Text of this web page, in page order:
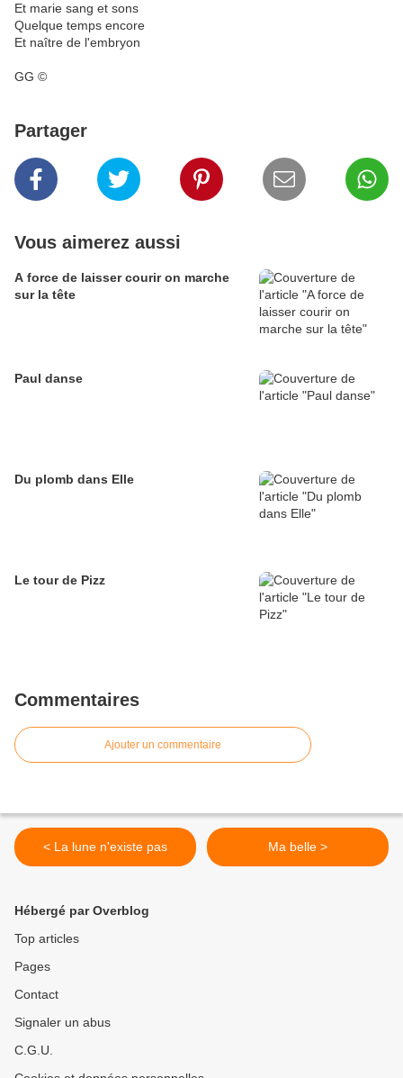
Et marie sang et sons
Quelque temps encore
Et naître de l'embryon
GG ©
Partager
Vous aimerez aussi
A force de laisser courir on marche
sur la tête
Paul danse
Du plomb dans Elle
Le tour de Pizz
Commentaires
Ajouter un commentaire
< La lune n'existe pas Ma belle >
Hébergé par Overblog
Top articles
Pages
Contact
Signaler un abus
C.G.U.